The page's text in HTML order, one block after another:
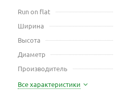
Run on flat
Ширина
Высота
Диаметр
Производитель
Все характеристики